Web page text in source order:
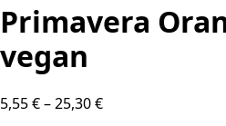
Primavera
vegan
5,55€–25,30€